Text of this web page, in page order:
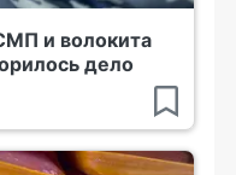
и волокита
дело